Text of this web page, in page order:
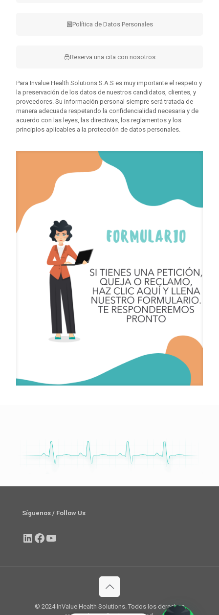
Política de Datos Personales
Reserva una cita con nosotros
Para Invalue Health Solutions S.A.S es muy importante el respeto y
la preservación de los datos de nuestros candidatos, clientes, y
proveedores. Su información personal siempre será tratada de
manera adecuada respetando la confidencialidad necesaria y de
acuerdo con las leyes, las directivas, los reglamentos y los
principios aplicables a la protección de datos personales.
Síguenos / Follow Us
LinkedIn
Facebook
YouTube
© 2024 InValue Health Solutions. Todos los derechos